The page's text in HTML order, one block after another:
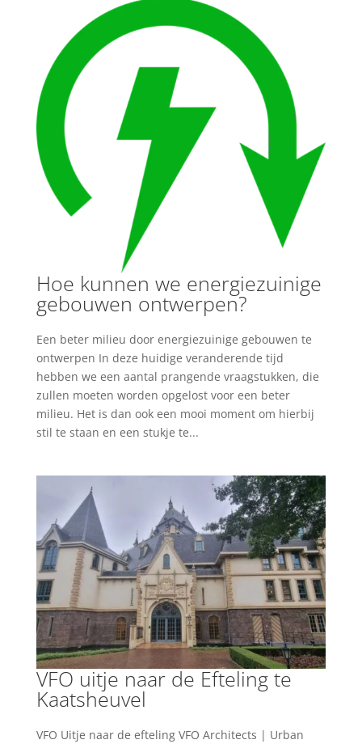
Hoe kunnen we energiezuinige
gebouwen ontwerpen?
Een beter milieu door energiezuinige gebouwen te
ontwerpen In deze huidige veranderende tijd
hebben we een aantal prangende vraagstukken, die
zullen moeten worden opgelost voor een beter
milieu. Het is dan ook een mooi moment om hierbij
stil te staan en een stukje te...
VFO uitje naar de Efteling te
Kaatsheuvel
VFO Uitje naar de efteling VFO Architects | Urban